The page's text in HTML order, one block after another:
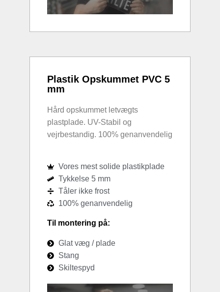
Plastik Opskummet PVC 5
mm
Hård opskummet letvægts
plastplade. UV-Stabil og
vejrbestandig. 100% genanvendelig
Vores mest solide plastikplade
Tykkelse 5 mm
Tåler ikke frost
100% genanvendelig
Til montering på:
Glat væg / plade
Stang
Skiltespyd